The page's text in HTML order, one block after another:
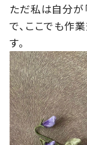
ただ私は自分が
で、ここでも作
す。